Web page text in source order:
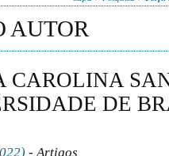
AUTOR
CAROLINA
DE
- Artigos